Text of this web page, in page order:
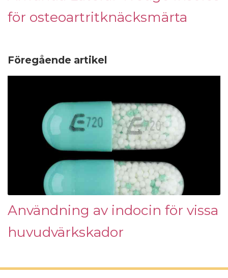
för osteoartritknäcksmärta
Föregående artikel
Användning av indocin för vissa
huvudvärkskador